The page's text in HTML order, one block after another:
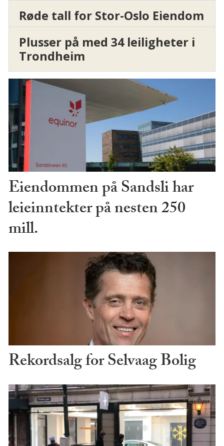
Røde tall for Stor-Oslo Eiendom
Plusser på med 34 leiligheter i
Trondheim
Eiendommen på Sandsli har
leieinntekter på nesten 250
mill.
Rekordsalg for Selvaag Bolig